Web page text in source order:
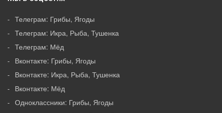
Телеграм: Грибы, Ягоды
Телеграм: Икра, Рыба, Тушенка
Телеграм: Мёд
Вконтакте: Грибы, Ягоды
Вконтакте: Икра, Рыба, Тушенка
Вконтакте: Мёд
Одноклассники: Грибы, Ягоды